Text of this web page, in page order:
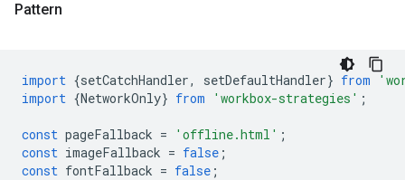
Pattern
import {setCatchHandler, setDefaultHandler} from
import {NetworkOnly} from 'workbox-strategies' ;
const pageFallback = 'offline.html' ;
const imageFallback = false ;
const fontFallback = false ;